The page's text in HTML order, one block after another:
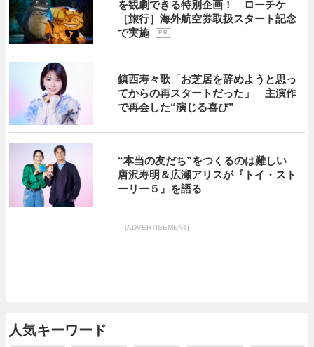
を観劇できる特別企画！ ローチケ
［旅行］海外航空券取扱スタート記念
で実施
P R
鎮西寿々歌「お芝居を辞めようと思っ
てからの再スタートだった」 主演作
で再会した“演じる喜び”
“本当の友だち”をつくるのは難しい
唐沢寿明＆広瀬アリスが『トイ・スト
ーリー５』を語る
[ADVERTISEMENT]
人気キーワード